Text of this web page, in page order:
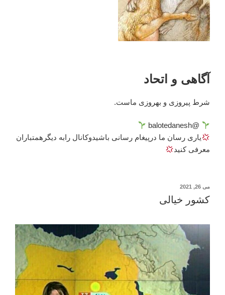
آگاهی و اتحاد
شرط پیروزی و بهروزی ماست.
@balotedanesh
یاری رسان ما درپیغام رسانی باشیدوکانال رابه دیگرهمتباران
معرفی کنید
نوشته‌شده
در
می 26, 2021
کشور خیالی